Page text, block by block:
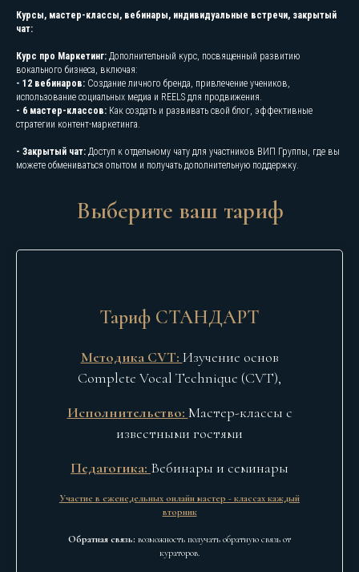
Курсы, мастер-классы, вебинары, индивидуальные встречи, закрытый
чат:
Курс про Маркетинг: Дополнительный курс, посвященный развитию
вокального бизнеса, включая:
- 12 вебинаров: Создание личного бренда, привлечение учеников,
использование социальных медиа и REELS для продвижения.
- 6 мастер-классов: Как создать и развивать свой блог, эффективные
стратегии контент-маркетинга.
- Закрытый чат: Доступ к отдельному чату для участников ВИП Группы, где вы
можете обмениваться опытом и получать дополнительную поддержку.
Выберите ваш тариф
Тариф СТАНДАРТ
Методика CVT: Изучение основ
Complete Vocal Technique (CVT),
Исполнительство: Мастер-классы с
известными гостями
Педагогика: Вебинары и семинары
Участие в еженедельных онлайн мастер - классах каждый
вторник
Обратная связь: возможность получать обратную связь от
кураторов.